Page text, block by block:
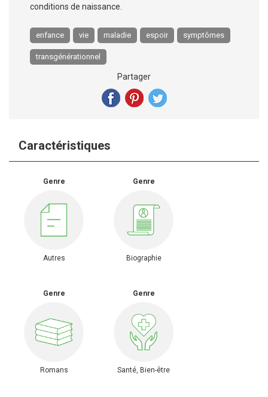
conditions de naissance.
enfance vie maladie espoir symptômes
transgénérationnel
Partager
Caractéristiques
Genre
Autres
Genre
Biographie
Genre
Romans
Genre
Santé, Bien-être